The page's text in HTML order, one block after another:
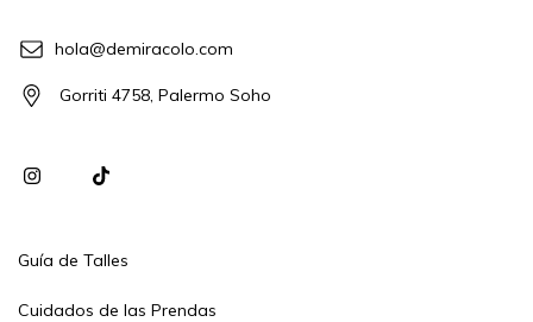
hola@demiracolo.com
Gorriti 4758, Palermo Soho
Guía de Talles
Cuidados de las Prendas